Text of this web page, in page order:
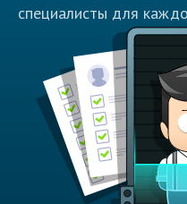
специалисты для